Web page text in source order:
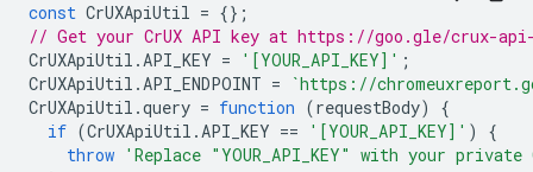
const CrUXApiUtil = {};
// Get your CrUX API key at https://goo.gle/crux-
CrUXApiUtil .API_KEY = '[YOUR_API_KEY]' ;
CrUXApiUtil .API_ENDPOINT =
`https://
CrUXApiUtil .query = function (requestBody)
{
if (CrUXApiUtil .API_KEY == '[YOUR_API_KEY]' )
{
throw 'Replace "YOUR_API_KEY" with your